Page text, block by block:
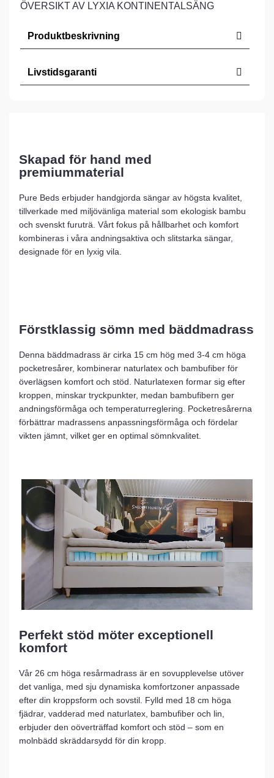
ÖVERSIKT AV LYXIA KONTINENTALSÄNG
Produktbeskrivning
Livstidsgaranti
Skapad för hand med
premiummaterial
Pure Beds erbjuder handgjorda sängar av högsta kvalitet,
tillverkade med miljövänliga material som ekologisk bambu
och svenskt furuträ. Vårt fokus på hållbarhet och komfort
kombineras i våra andningsaktiva och slitstarka sängar,
designade för en lyxig vila.
Förstklassig sömn med bäddmadrass
Denna bäddmadrass är cirka 15 cm hög med 3-4 cm höga
pocketresårer, kombinerar naturlatex och bambufiber för
överlägsen komfort och stöd. Naturlatexen formar sig efter
kroppen, minskar tryckpunkter, medan bambufibern ger
andningsförmåga och temperaturreglering. Pocketresårerna
förbättrar madrassens anpassningsförmåga och fördelar
vikten jämnt, vilket ger en optimal sömnkvalitet.
Perfekt stöd möter exceptionell
komfort
Vår 26 cm höga resårmadrass är en sovupplevelse utöver
det vanliga, med sju dynamiska komfortzoner anpassade
efter din kroppsform och sovstil. Fylld med 18 cm höga
fjädrar, vadderad med naturlatex, bambufiber och lin,
erbjuder den oöverträffad komfort och stöd – som en
molnbädd skräddarsydd för din kropp.